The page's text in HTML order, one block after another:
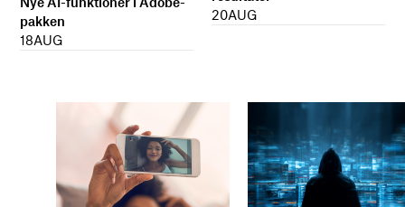
pakken
18AUG
20AUG